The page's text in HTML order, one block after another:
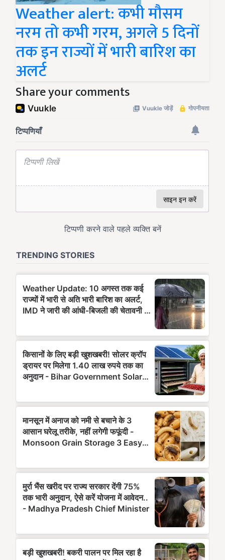
Weather alert: कभी मौसम
नरम तो कभी गरम, अगले 5 दिनों
तक इन राज्यों में भारी बारिश का
अलर्ट
Share your comments